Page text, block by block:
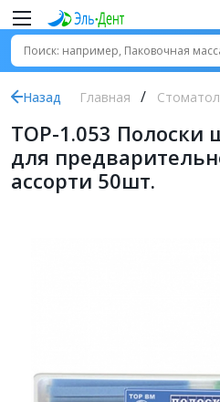
Назад Главная
ТОР-1.053
для
ассорти 50шт.